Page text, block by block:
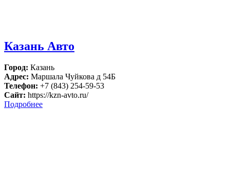
Казань Авто
Город: Казань
Адрес: Маршала Чуйкова д 54Б
Телефон: +7 (843) 254-59-53
Сайт: https://kzn-avto.ru/
Подробнее